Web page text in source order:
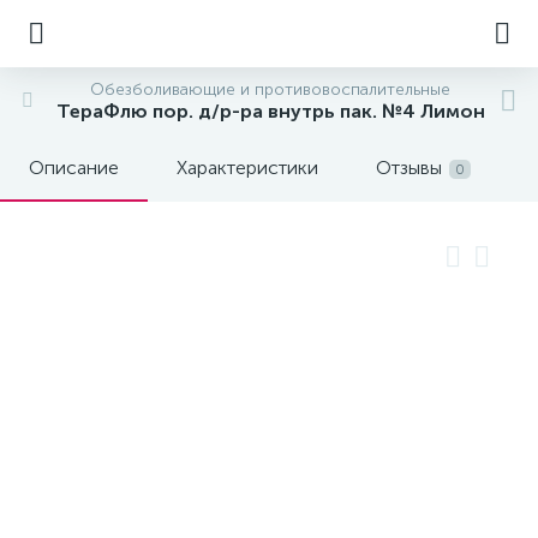
Обезболивающие и противовоспалительные
ТераФлю пор. д/р-ра внутрь пак. №4 Лимон
Описание Характеристики Отзывы 0